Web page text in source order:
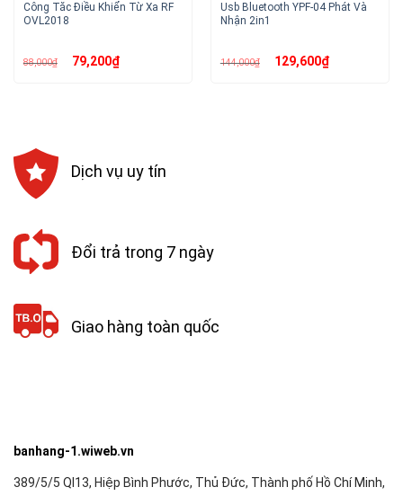
Công Tăc Điều Khiển Từ Xa RF
OVL2018
88,000₫ Giá
gốc79,200₫Giá
Usb Bluetooth YPF-04 Phát Và
Nhận 2in1
144,000₫ Giá
gốc129,600₫Giá
Dịch vụ uy tín
Đổi trả trong 7 ngày
Giao hàng toàn quốc
banhang-1.wiweb.vn
389/5/5 Ql13, Hiệp Bình Phước, Thủ Đức, Thành phố Hồ Chí Minh,